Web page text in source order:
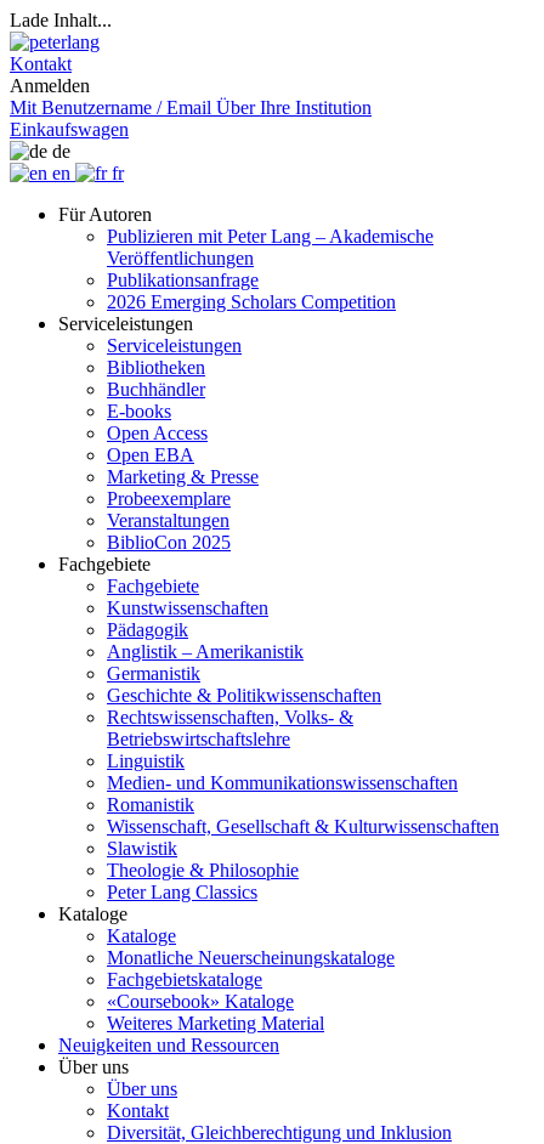
Lade Inhalt...
Kontakt
Anmelden
Mit Benutzername / Email Über Ihre Institution
Einkaufswagen
de
en
fr
Für Autoren
Publizieren mit Peter Lang – Akademische
Veröffentlichungen
Publikationsanfrage
2026 Emerging Scholars Competition
Serviceleistungen
Serviceleistungen
Bibliotheken
Buchhändler
E-books
Open Access
Open EBA
Marketing & Presse
Probeexemplare
Veranstaltungen
BiblioCon 2025
Fachgebiete
Fachgebiete
Kunstwissenschaften
Pädagogik
Anglistik – Amerikanistik
Germanistik
Geschichte & Politikwissenschaften
Rechtswissenschaften, Volks- &
Betriebswirtschaftslehre
Linguistik
Medien- und Kommunikationswissenschaften
Romanistik
Wissenschaft, Gesellschaft & Kulturwissenschaften
Slawistik
Theologie & Philosophie
Peter Lang Classics
Kataloge
Kataloge
Monatliche Neuerscheinungskataloge
Fachgebietskataloge
«Coursebook» Kataloge
Weiteres Marketing Material
Neuigkeiten und Ressourcen
Über uns
Über uns
Kontakt
Diversität, Gleichberechtigung und Inklusion